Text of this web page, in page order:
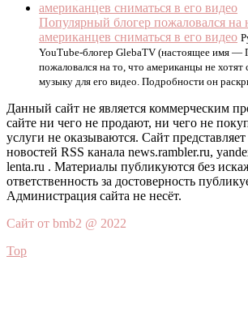
Популярный блогер пожаловался на
американцев сниматься в его видео
YouTube-блогер GlebaTV (настоящее имя —
пожаловался на то, что американцы не
музыку для его видео. Подробности он
Данный сайт не является коммерческим
сайте ни чего не продают, ни чего не
услуги не оказываются. Сайт
новостей RSS канала news.rambler.ru,
lenta.ru . Материалы публикуются без
ответственность за достоверность
Администрация сайта не несёт.
Сайт от bmb2 @ 2022
Top